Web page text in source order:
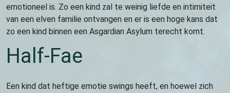
emotioneel is. Zo een kind zal te weinig liefde en intimiteit
van een elven familie ontvangen en er is een hoge kans dat
zo een kind binnen een Asgardian Asylum terecht komt.
Half-Fae
Een kind dat heftige emotie swings heeft, en hoewel zich